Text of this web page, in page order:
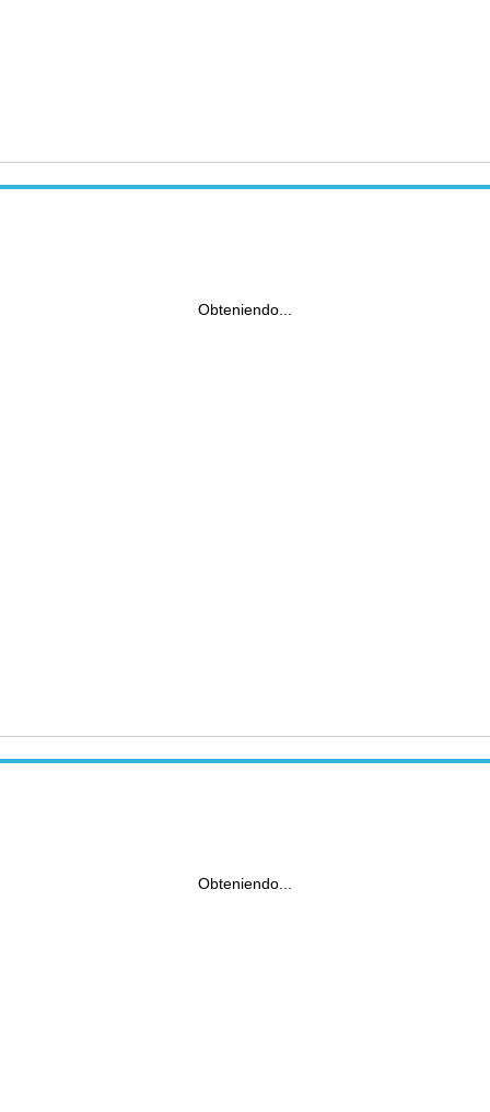
Obteniendo...
Obteniendo...